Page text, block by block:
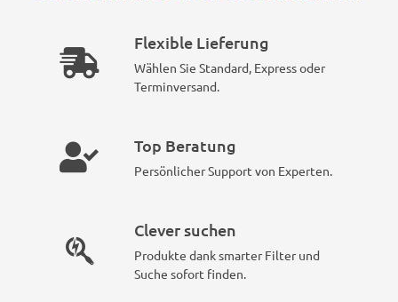
Flexible Lieferung
Wählen Sie Standard, Express oder
Terminversand.
Top Beratung
Persönlicher Support von Experten.
Clever suchen
Produkte dank smarter Filter und
Suche sofort finden.